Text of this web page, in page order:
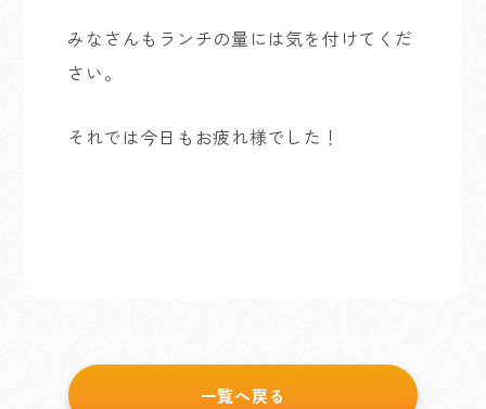
みなさんもランチの量には気を付けてくだ
さい。
それでは今日もお疲れ様でした！
一覧へ戻る